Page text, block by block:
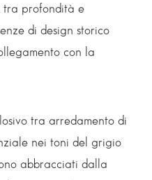
tra profondità e
di design storico
con la
tra arredamento di
nei toni del grigio
abbracciati dalla